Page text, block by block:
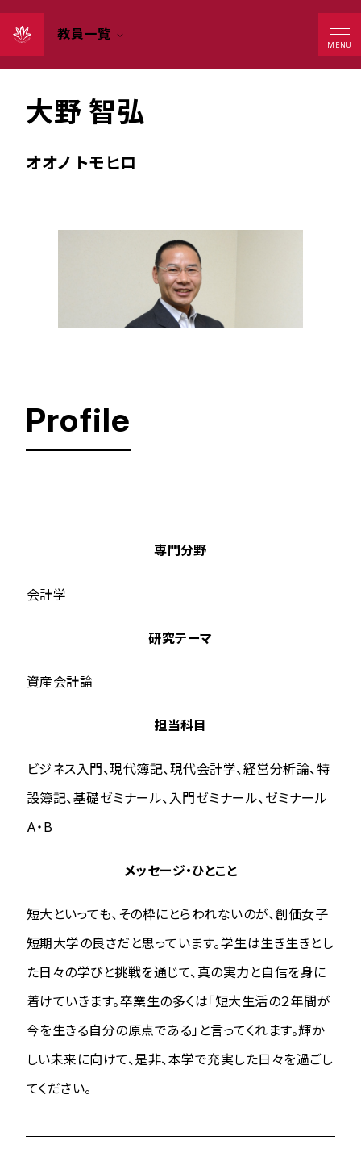
教員一覧
MENU
教授
大野 智弘
オオノ トモヒロ
Profile
専門分野
会計学
研究テーマ
資産会計論
担当科目
ビジネス入門、現代簿記、現代会計学、経営分析論、特
設簿記、基礎ゼミナール、入門ゼミナール、ゼミナール
A・B
メッセージ・ひとこと
短大といっても、その枠にとらわれないのが、創価女子
短期大学の良さだと思っています。学生は生き生きとし
た日々の学びと挑戦を通じて、真の実力と自信を身に
着けていきます。卒業生の多くは「短大生活の２年間が
今を生きる自分の原点である」と言ってくれます。輝か
しい未来に向けて、是非、本学で充実した日々を過ごし
てください。